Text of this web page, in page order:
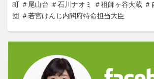
町 ＃尾山台 ＃石川ナオミ ＃祖師ヶ谷大蔵 ＃
団 ＃若宮けんじ内閣府特命担当大臣